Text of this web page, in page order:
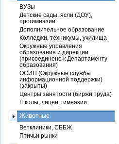
ВУЗы
Детские сады, ясли (ДОУ),
прогимназии
Дополнительное образование
Колледжи, техникумы, училища
Окружные управления
образования и дирекции
(присоединено к Департаменту
образования)
ОСИП (Окружные службы
информационной поддержки)
(закрыты)
Центры занятости (биржи труда)
Школы, лицеи, гимназии
Животные
Ветклиники, СББЖ
Птичьи рынки